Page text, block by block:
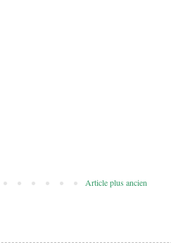
Article plus ancien